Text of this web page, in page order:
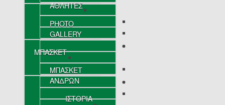
ΑΘΛΗΤΕΣ
PHOTO
GALLERY
ΜΠΑΣΚΕΤ
ΜΠΑΣΚΕΤ
ΑΝΔΡΩΝ
ΙΣΤΟΡΙΑ